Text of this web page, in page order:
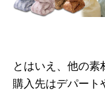
とはいえ、他の素
購入先はデパー